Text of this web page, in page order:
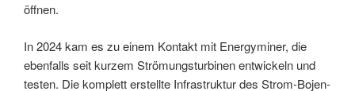
öffnen.
In 2024 kam es zu einem Kontakt mit Energyminer, die
ebenfalls seit kurzem Strömungsturbinen entwickeln und
testen. Die komplett erstellte Infrastruktur des Strom-Bojen-